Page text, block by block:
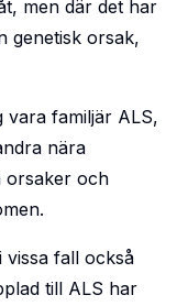
men där det har
genetisk orsak,
vara familjär ALS,
nära
orsaker och
fall också
till ALS har